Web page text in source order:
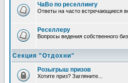
ЧаВо по реселлингу
Ответы на часто встречающиеся
Реселлеру
Вопросы ведения собственного
Секция "Отдохни"
Розыгрыш призов
Хотите приз? Загляните...